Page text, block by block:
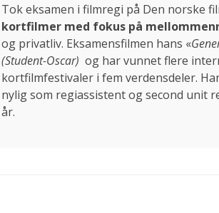
Tok eksamen i filmregi på Den norske
kortfilmer med fokus på
og privatliv. Eksamensfilmen hans «
(Student-Oscar) og har vunnet flere
kortfilmfestivaler i fem verdensdeler.
nylig som regiassistent og second unit
år.